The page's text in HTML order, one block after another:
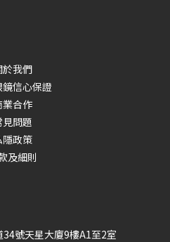
於我們
鏡信心保證
業合作
見問題
隱政策
及細則
號天星大廈9樓A1至2室